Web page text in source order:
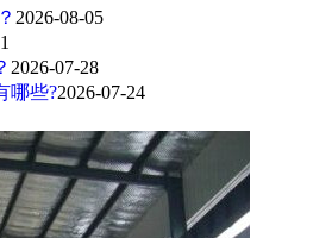
2026-08-05
2026-07-28
哪些?2026-07-24